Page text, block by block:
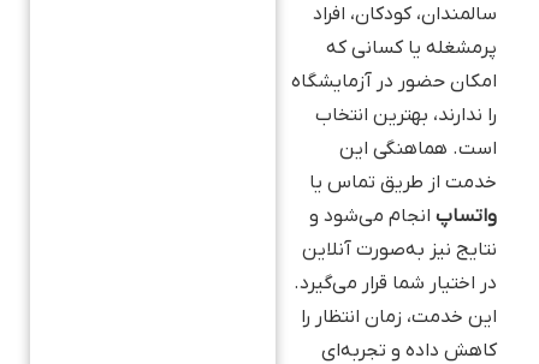
سالمندان، کودکان، افراد
پرمشغله یا کسانی که
امکان حضور در آزمایشگاه
را ندارند، بهترین انتخاب
است. هماهنگی این
خدمت از طریق تماس یا
واتساپ انجام می‌شود و
نتایج نیز به‌صورت آنلاین
در اختیار شما قرار می‌گیرد.
این خدمت، زمان انتظار را
کاهش داده و تجربه‌ای